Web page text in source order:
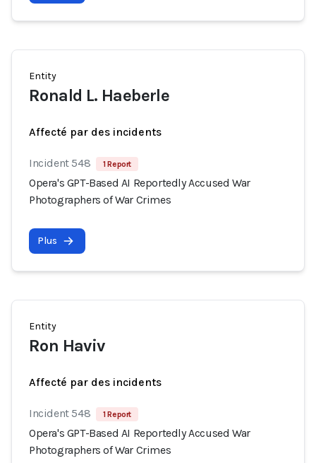
Entity
Ronald L. Haeberle
Affecté par des incidents
Incident 548 1 Report
Opera's GPT-Based AI Reportedly Accused War
Photographers of War Crimes
Plus
Entity
Ron Haviv
Affecté par des incidents
Incident 548 1 Report
Opera's GPT-Based AI Reportedly Accused War
Photographers of War Crimes